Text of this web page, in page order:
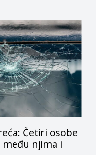
Četiri osobe
među njima i